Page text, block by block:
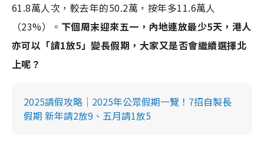
61.8萬人次，較去年的50.2萬，按年多11.6萬人
（23%）。 下個周末迎來五一，內地連放最少5天，港人
亦可以「請1放5」變長假期，大家又是否會繼續選擇北
上呢？
2025請假攻略｜2025年公眾假期一覽！7招自製長
假期 新年請2放9、五月請1放5